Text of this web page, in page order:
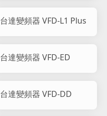
台達變頻器 VFD-L1 Plus
台達變頻器 VFD-ED
台達變頻器 VFD-DD